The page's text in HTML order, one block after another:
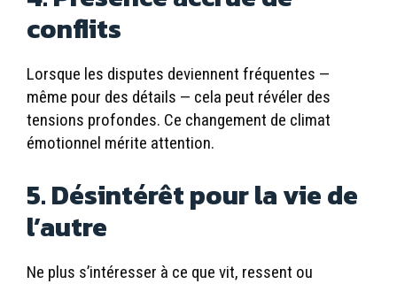
conflits
Lorsque les disputes deviennent fréquentes —
même pour des détails — cela peut révéler des
tensions profondes. Ce changement de climat
émotionnel mérite attention.
5. Désintérêt pour la vie de
l’autre
Ne plus s’intéresser à ce que vit, ressent ou